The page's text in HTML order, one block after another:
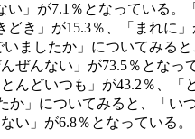
い」が7.1％となっている
どき」が15.3％、「まれに
ましたか」についてみる
んぜんない」が73.5％とな
とんどいつも」が43.2％、
か」についてみると、「い
い」が6.8％となっている。